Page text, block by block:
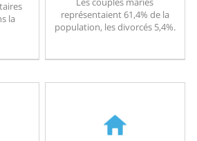
la
représentaient 61,4% de la
population, les divorcés 5,4%.